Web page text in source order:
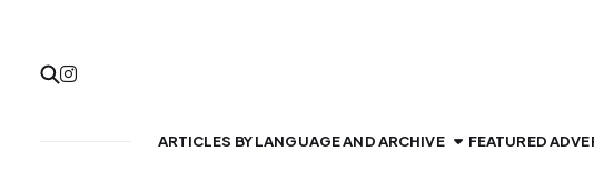
ARTICLES BY LANGUAGE AND ARCHIVE FEATURED